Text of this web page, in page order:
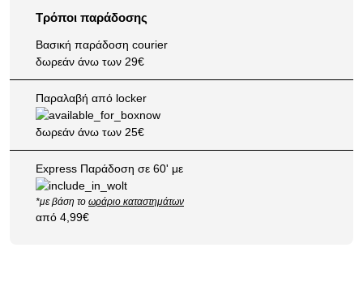
Τρόποι παράδοσης
Βασική παράδοση courier
δωρεάν άνω των 29€
Παραλαβή από locker
δωρεάν άνω των 25€
Express Παράδοση σε 60' με
*με βάση το ωράριο καταστημάτων
από 4,99€